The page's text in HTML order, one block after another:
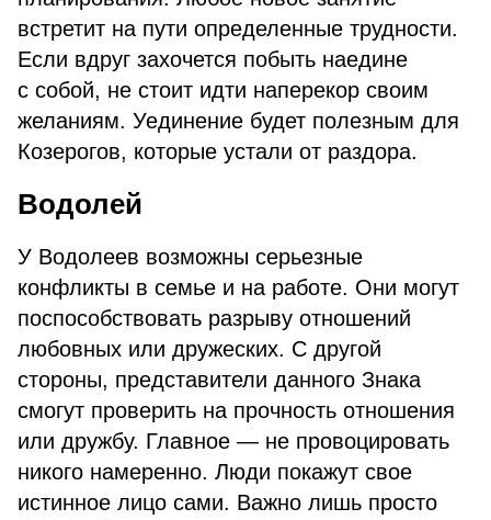
встретит на пути определенные трудности.
Если вдруг захочется побыть наедине
с собой, не стоит идти наперекор своим
желаниям. Уединение будет полезным для
Козерогов, которые устали от раздора.
Водолей
У Водолеев возможны серьезные
конфликты в семье и на работе. Они могут
поспособствовать разрыву отношений
любовных или дружеских. С другой
стороны, представители данного Знака
смогут проверить на прочность отношения
или дружбу. Главное — не провоцировать
никого намеренно. Люди покажут свое
истинное лицо сами. Важно лишь просто